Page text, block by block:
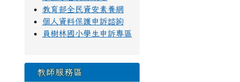
教育部全民資安素養網
個人資料保護申訴諮詢
員樹林國小學生申訴專區
教師服務區